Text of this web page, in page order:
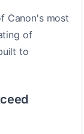
Canon's most
of
to